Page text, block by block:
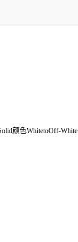
颜色WhitetoOff-White